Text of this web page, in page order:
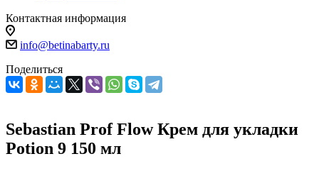
Контактная информация
info@betinabarty.ru
Поделиться
Sebastian Prof Flow Крем для укладки
Potion 9 150 мл